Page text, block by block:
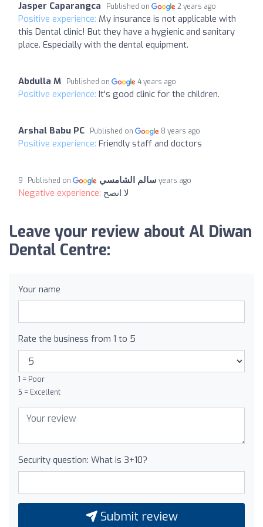
Jasper Caparangca Published on 2 years ago
Positive experience: My insurance is not applicable with
this Dental clinic! But they have a hygienic and sanitary
place. Especially with the dental equipment.
Abdulla M Published on 4 years ago
Positive experience: It's good clinic for the children.
Arshal Babu PC Published on 8 years ago
Positive experience: Friendly staff and doctors
سالم الشامسي Published on 9 years ago
Negative experience: لا انصح
Leave your review about Al Diwan
Dental Centre:
Your name
Rate the business from 1 to 5
1 = Poor
5 = Excellent
Security question: What is 3+10?
Submit review